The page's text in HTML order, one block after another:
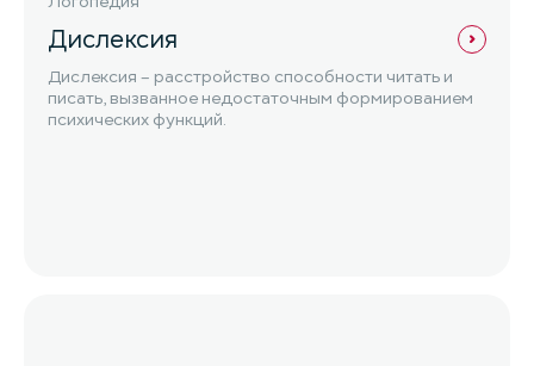
Дислексия
Дислексия – расстройство способности читать и
писать, вызванное недостаточным формированием
психических функций.